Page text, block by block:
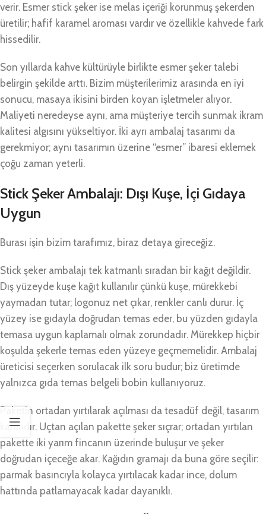
verir. Esmer stick şeker ise melas içeriği korunmuş şekerden
üretilir; hafif karamel aroması vardır ve özellikle kahvede fark
hissedilir.
Son yıllarda kahve kültürüyle birlikte esmer şeker talebi
belirgin şekilde arttı. Bizim müşterilerimiz arasında en iyi
sonucu, masaya ikisini birden koyan işletmeler alıyor.
Maliyeti neredeyse aynı, ama müşteriye tercih sunmak ikram
kalitesi algısını yükseltiyor. İki ayrı ambalaj tasarımı da
gerekmiyor; aynı tasarımın üzerine “esmer” ibaresi eklemek
çoğu zaman yeterli.
Stick Şeker Ambalajı: Dışı Kuşe, İçi Gıdaya
Uygun
Burası işin bizim tarafımız, biraz detaya gireceğiz.
Stick şeker ambalajı tek katmanlı sıradan bir kağıt değildir.
Dış yüzeyde kuşe kağıt kullanılır çünkü kuşe, mürekkebi
yaymadan tutar; logonuz net çıkar, renkler canlı durur. İç
yüzey ise gıdayla doğrudan temas eder, bu yüzden gıdayla
temasa uygun kaplamalı olmak zorundadır. Mürekkep hiçbir
koşulda şekerle temas eden yüzeye geçmemelidir. Ambalaj
üreticisi seçerken sorulacak ilk soru budur; biz üretimde
yalnızca gıda temas belgeli bobin kullanıyoruz.
Paketin ortadan yırtılarak açılması da tesadüf değil, tasarım
kararıdır. Uçtan açılan pakette şeker sıçrar; ortadan yırtılan
pakette iki yarım fincanın üzerinde buluşur ve şeker
doğrudan içeceğe akar. Kağıdın gramajı da buna göre seçilir:
parmak basıncıyla kolayca yırtılacak kadar ince, dolum
hattında patlamayacak kadar dayanıklı.